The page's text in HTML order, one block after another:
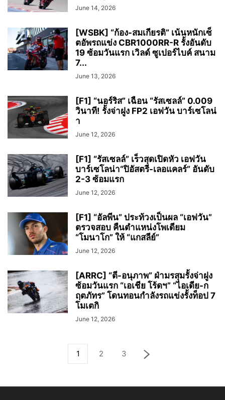
June 14, 2026
[WSBK] “ก้อง-สมเกียรติ” เน้นหนักเซ็
ตอัพรถแข่ง CBR1000RR-R รั้งอันดับ
19 ซ้อมวันแรก เวิลด์ ซูเปอร์ไบค์ สนาม
7...
June 13, 2026
[F1] “นอร์ริส” เฉือน “รัสเซลล์” 0.009
วินาที! รั้งจ่าฝูง FP2 เอฟวัน บาร์เซโลน่
า
June 12, 2026
[F1] “รัสเซลล์” เร็วสุดเปิดหัว เอฟวัน
บาร์เซโลน่า“ปิอัสตรี-เลอแคลร์” อันดับ
2-3 ซ้อมแรก
June 12, 2026
[F1] “อัลพีน” ประท้วงเป็นผล “เอฟวัน”
ตรวจสอบ คืนตำแหน่งโพเดียม
“โมนาโก” ให้ “แกสลีย์”
June 12, 2026
[ARRC] “ตี-อนุภาพ” ฝ่ามรสุมรั้งจ่าฝูง
ซ้อมวันแรก “เอเชีย โร้ดฯ” “ไอเดีย-ก
ฤตภัทร” โดนทอนกำลังรถแข่งรั้งท็อป 7
โมเตกิ
June 12, 2026
1 2 3